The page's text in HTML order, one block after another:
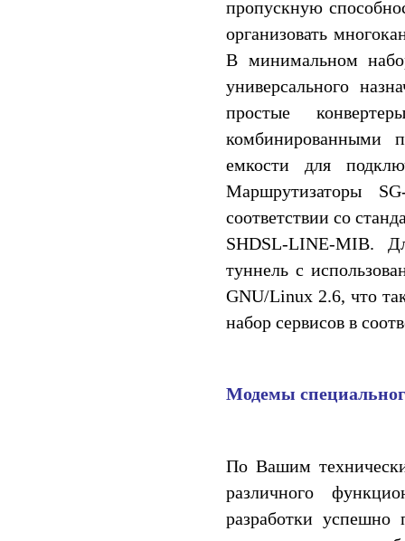
пропускную
организовать
В минимальном
универсального
простые
комбинированными
емкости для
Маршрутизаторы
соответствии со
SHDSL-LINE-MIB.
туннель с
GNU/Linux 2.6, что
набор сервисов в
Модемы
По Вашим
различного
разработки